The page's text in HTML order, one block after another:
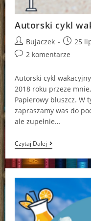
Autorski cykl
Post
author:
Bujaczek
Post25
Post2 komentarze
Autorski cykl
2018 roku przeze
Papierowy bluszcz. W
zapraszamy was do
ale zupełnie…
Czytaj DalejAutorski
Cykl
Wakacyjny:
Melisa